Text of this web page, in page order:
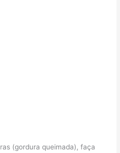
(gordura queimada), faça